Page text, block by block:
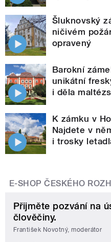
Šluknovský
ničivém
opravený
Barokní
unikátní
i děla
K zámku v
Najdete v
i trosky
E-SHOP ČESKÉHO
Přijměte pozvání na
člověčiny.
František Novotný, moderátor